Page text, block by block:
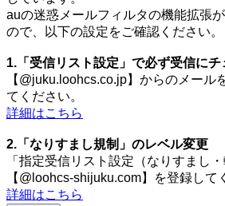
auの迷惑メールフィルタの機能拡張
ので、以下の設定をご確認ください。
1.「受信リスト設定」で必ず受信にチ
【@juku.loohcs.co.jp】からのメール
てください。
詳細はこちら
2.「なりすまし規制」のレベル変更
「指定受信リスト設定（なりすまし
【@loohcs-shijuku.com】を登録して
詳細はこちら